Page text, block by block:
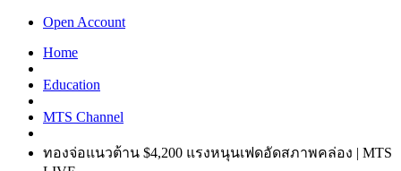
Open Account
Home
Education
MTS Channel
ทองจ่อแนวต้าน $4,200 แรงหนุนเฟดอัดสภาพคล่อง | MTS